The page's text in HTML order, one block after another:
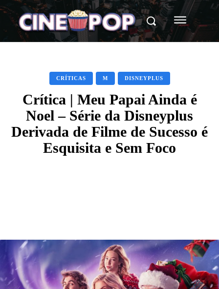
CRÍTICAS M DISNEYPLUS
Crítica | Meu Papai Ainda é
Noel – Série da Disneyplus
Derivada de Filme de Sucesso é
Esquisita e Sem Foco